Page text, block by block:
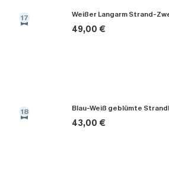
17 Weißer Langarm Strand-
49,00 €
18
43,00 €